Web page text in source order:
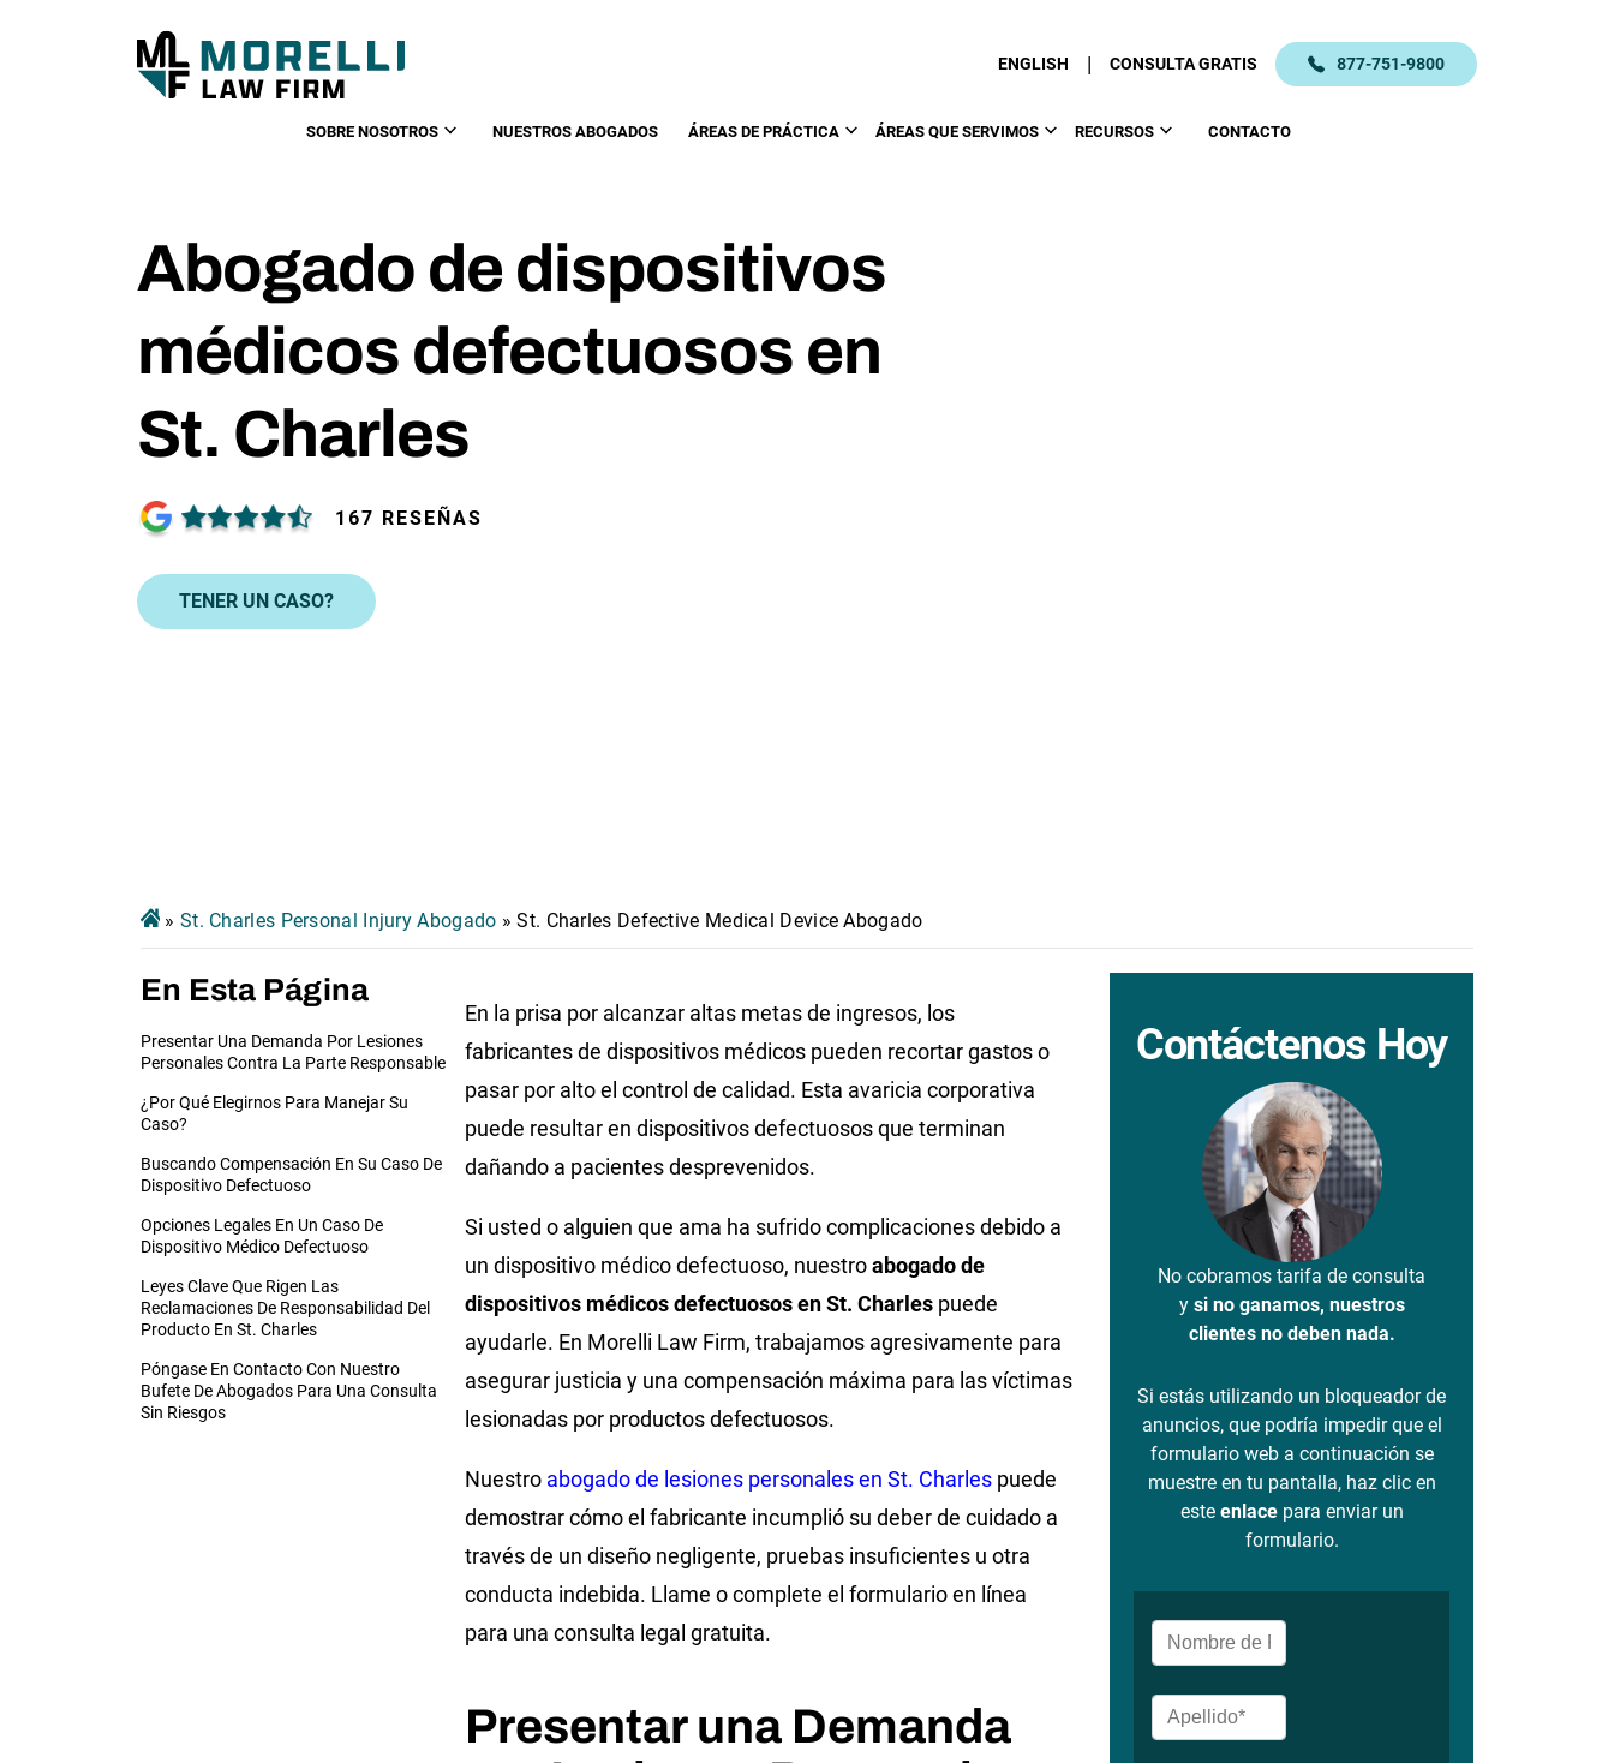
ENGLISH | CONSULTA GRATIS 877-751-9800
SOBRE NOSOTROS NUESTROS ABOGADOS ÁREAS DE PRÁCTICA ÁREAS QUE SERVIMOS RECURSOS CONTACTO
Abogado de dispositivos
médicos defectuosos en
St. Charles
167 RESEÑAS
TENER UN CASO?
» St. Charles Personal Injury Abogado »St. Charles Defective Medical Device Abogado
En Esta Página
Presentar Una Demanda Por Lesiones
Personales Contra La Parte Responsable
¿Por Qué Elegirnos Para Manejar Su
Caso?
Buscando Compensación En Su Caso De
Dispositivo Defectuoso
Opciones Legales En Un Caso De
Dispositivo Médico Defectuoso
Leyes Clave Que Rigen Las
Reclamaciones De Responsabilidad Del
Producto En St. Charles
Póngase En Contacto Con Nuestro
Bufete De Abogados Para Una Consulta
Sin Riesgos
En la prisa por alcanzar altas metas de ingresos, los
fabricantes de dispositivos médicos pueden recortar gastos o
pasar por alto el control de calidad. Esta avaricia corporativa
puede resultar en dispositivos defectuosos que terminan
dañando a pacientes desprevenidos.
Si usted o alguien que ama ha sufrido complicaciones debido a
un dispositivo médico defectuoso, nuestroabogado de
dispositivos médicos defectuosos en St. Charles puede
ayudarle. En Morelli Law Firm, trabajamos agresivamente para
asegurar justicia y una compensación máxima para las víctimas
lesionadas por productos defectuosos.
Nuestro abogado de lesiones personales en St. Charles puede
demostrar cómo el fabricante incumplió su deber de cuidado a
través de un diseño negligente, pruebas insuficientes u otra
conducta indebida. Llame o complete el formulario en línea
para una consulta legal gratuita.
Presentar una Demanda
Contáctenos Hoy
No cobramos tarifa de consulta
y si no ganamos, nuestros
clientes no deben nada.
Si estás utilizando un bloqueador de
anuncios, que podría impedir que el
formulario web a continuación se
muestre en tu pantalla, haz clic en
este enlacepara enviar un
formulario.